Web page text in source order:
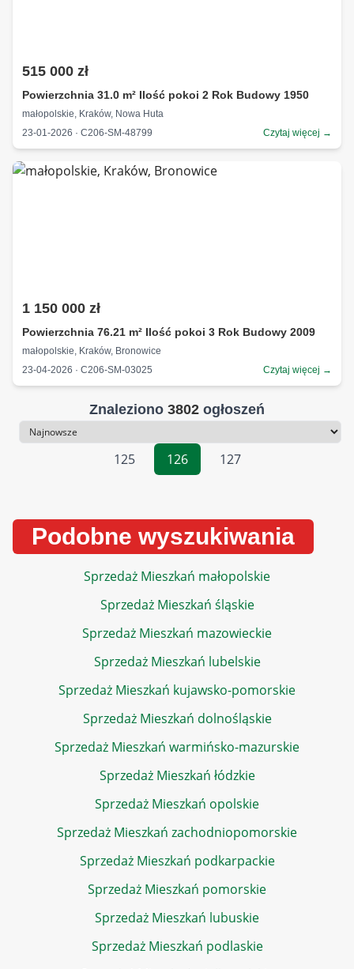
515 000 zł
Powierzchnia 31.0 m² Ilość pokoi 2 Rok Budowy 1950
małopolskie, Kraków, Nowa Huta
23-01-2026 · C206-SM-48799
Czytaj więcej →
1 150 000 zł
Powierzchnia 76.21 m² Ilość pokoi 3 Rok Budowy 2009
małopolskie, Kraków, Bronowice
23-04-2026 · C206-SM-03025
Czytaj więcej →
Znaleziono 3802 ogłoszeń
Sortowanie
125
126 127
Podobne wyszukiwania
Sprzedaż Mieszkań małopolskie
Sprzedaż Mieszkań śląskie
Sprzedaż Mieszkań mazowieckie
Sprzedaż Mieszkań lubelskie
Sprzedaż Mieszkań kujawsko-pomorskie
Sprzedaż Mieszkań dolnośląskie
Sprzedaż Mieszkań warmińsko-mazurskie
Sprzedaż Mieszkań łódzkie
Sprzedaż Mieszkań opolskie
Sprzedaż Mieszkań zachodniopomorskie
Sprzedaż Mieszkań podkarpackie
Sprzedaż Mieszkań pomorskie
Sprzedaż Mieszkań lubuskie
Sprzedaż Mieszkań podlaskie